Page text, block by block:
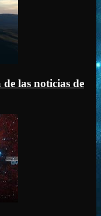
las noticias de